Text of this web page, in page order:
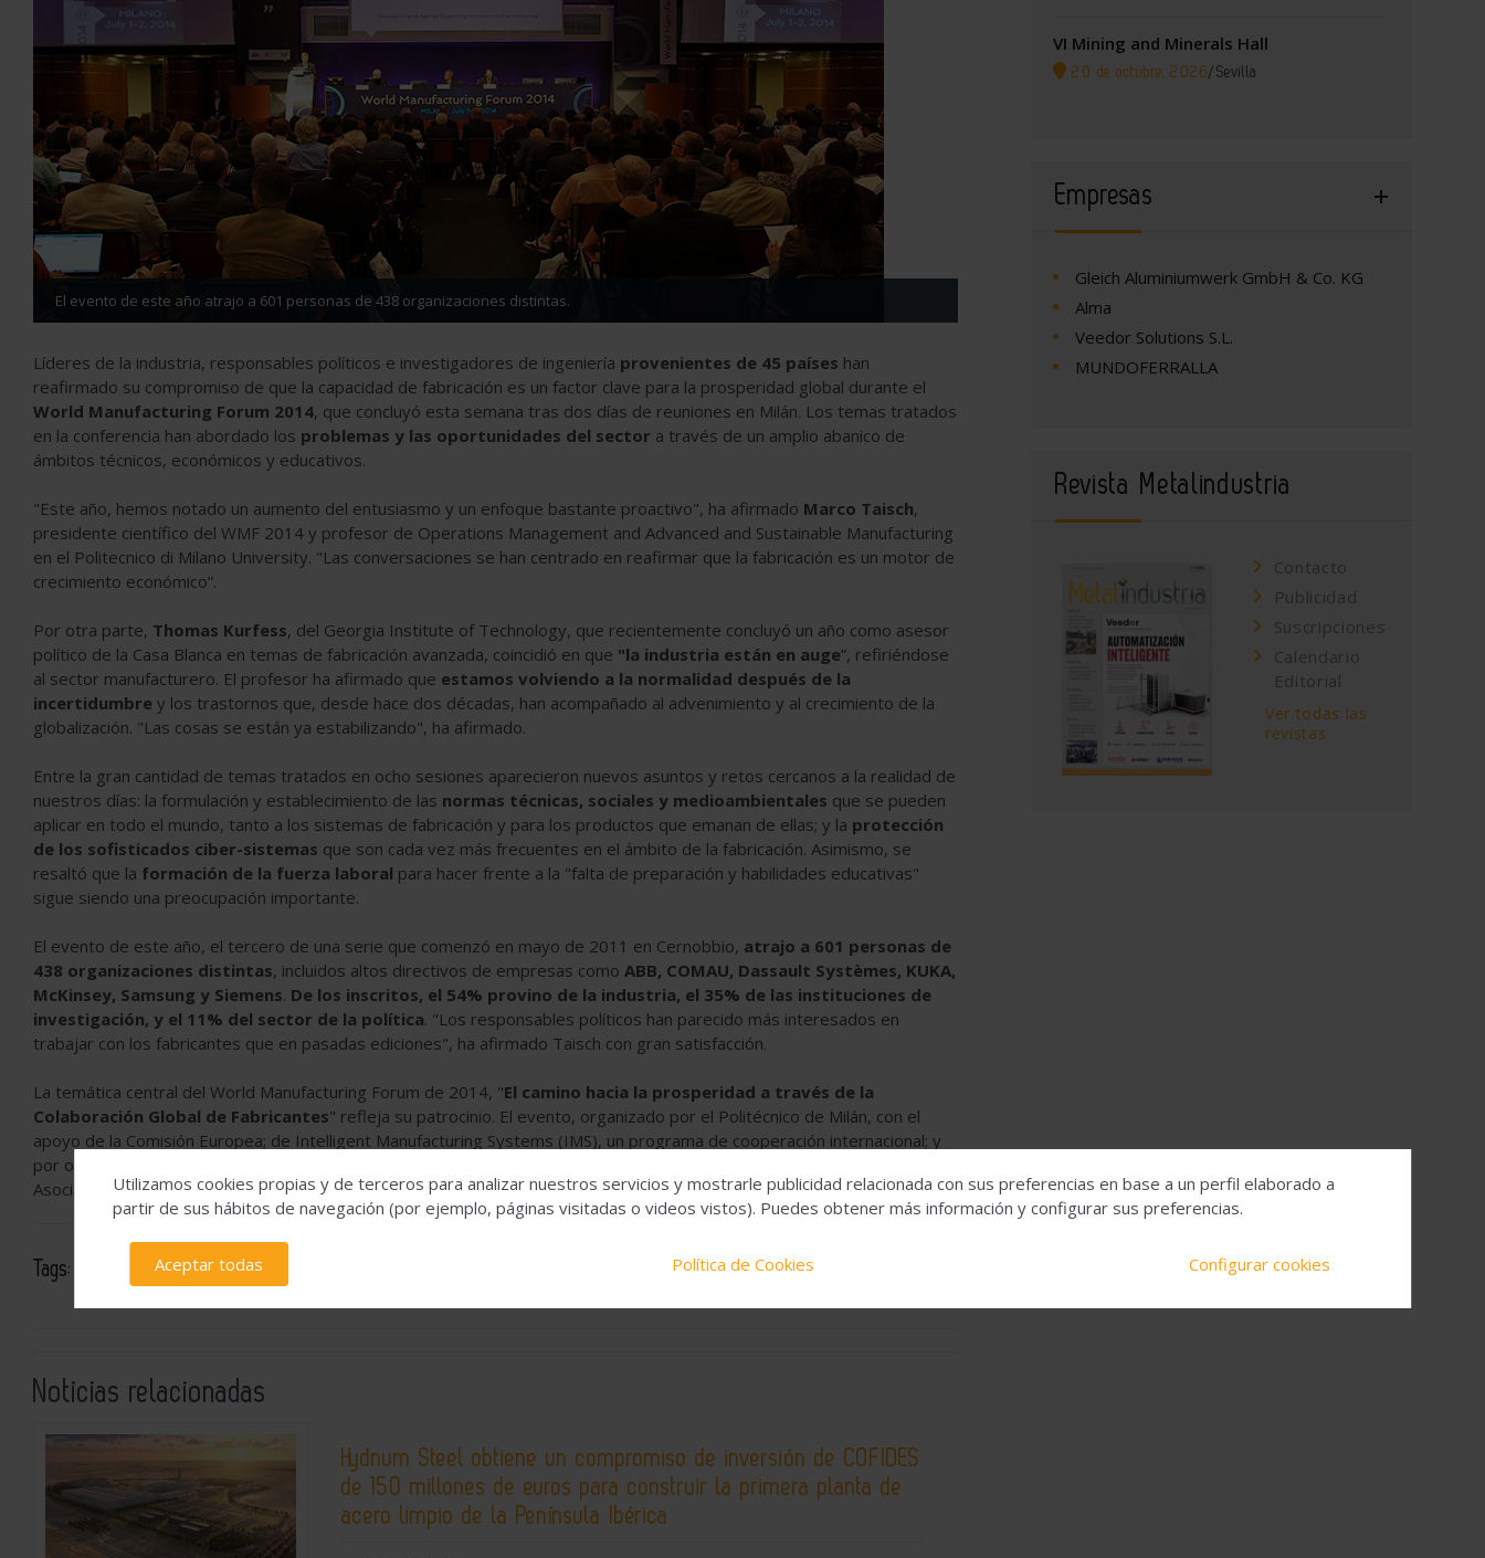
El evento de este año atrajo a 601 personas de 438 organizaciones distintas.
Líderes de la industria, responsables políticos e investigadores de ingeniería provenientes de 45 países han
reafirmado su compromiso de que la capacidad de fabricación es un factor clave para la prosperidad global durante el
World Manufacturing Forum 2014, que concluyó esta semana tras dos días de reuniones en Milán. Los temas tratados
en la conferencia han abordado los problemas y las oportunidades del sector a través de un amplio abanico de
ámbitos técnicos, económicos y educativos.
"Este año, hemos notado un aumento del entusiasmo y un enfoque bastante proactivo", ha afirmado Marco Taisch,
presidente científico del WMF 2014 y profesor de Operations Management and Advanced and Sustainable Manufacturing
en el Politecnico di Milano University. "Las conversaciones se han centrado en reafirmar que la fabricación es un motor de
crecimiento económico”.
Por otra parte, Thomas Kurfess, del Georgia Institute of Technology, que recientemente concluyó un año como asesor
político de la Casa Blanca en temas de fabricación avanzada, coincidió en que "la industria están en auge”, refiriéndose
al sector manufacturero. El profesor ha afirmado que estamos volviendo a la normalidad después de la
incertidumbre y los trastornos que, desde hace dos décadas, han acompañado al advenimiento y al crecimiento de la
globalización. "Las cosas se están ya estabilizando", ha afirmado.
Entre la gran cantidad de temas tratados en ocho sesiones aparecieron nuevos asuntos y retos cercanos a la realidad de
nuestros días: la formulación y establecimiento de las normas técnicas, sociales y medioambientales que se pueden
aplicar en todo el mundo, tanto a los sistemas de fabricación y para los productos que emanan de ellas; y la protección
de los sofisticados ciber-sistemas que son cada vez más frecuentes en el ámbito de la fabricación. Asimismo, se
resaltó que la formación de la fuerza laboral para hacer frente a la "falta de preparación y habilidades educativas"
sigue siendo una preocupación importante.
El evento de este año, el tercero de una serie que comenzó en mayo de 2011 en Cernobbio, atrajo a 601 personas de
438 organizaciones distintas, incluidos altos directivos de empresas como ABB, COMAU, Dassault Systèmes, KUKA,
McKinsey, Samsung y Siemens. De los inscritos, el 54% provino de la industria, el 35% de las instituciones de
investigación, y el 11% del sector de la política. "Los responsables políticos han parecido más interesados en
trabajar con los fabricantes que en pasadas ediciones", ha afirmado Taisch con gran satisfacción.
La temática central del World Manufacturing Forum de 2014, "El camino hacia la prosperidad a través de la
Colaboración Global de Fabricantes" refleja su patrocinio. El evento, organizado por el Politécnico de Milán, con el
apoyo de la Comisión Europea; de Intelligent Manufacturing Systems (IMS), un programa de cooperación internacional; y
por otras empresas y asociaciones líderes que proporcionaron contribuciones, entre ellas las fábricas europeas de la
Asociación de Investigación Futura (EFFRA), Boeing, General Electric, IBM y Whirlpool.
Tags: industria del metal manufacturación
Noticias relacionadas
Hydnum Steel obtiene un compromiso de inversión de COFIDES
de 150 millones de euros para construir la primera planta de
acero limpio de la Península Ibérica
VI Mining and Minerals Hall
20 de octubre, 2026/ Sevilla
Empresas
Gleich Aluminiumwerk GmbH & Co. KG
Alma
Veedor Solutions S.L.
MUNDOFERRALLA
Revista Metalindustria
Contacto
Publicidad
Suscripciones
Calendario
Editorial
Ver todas las
revistas
Utilizamos cookies propias y de terceros para analizar nuestros servicios y mostrarle publicidad relacionada con sus preferencias en base a un perfil elaborado a
partir de sus hábitos de navegación (por ejemplo, páginas visitadas o videos vistos). Puedes obtener más información y configurar sus preferencias.
Aceptar todas Política de Cookies Configurar cookies